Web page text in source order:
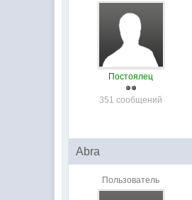
Постоялец
351 сообщений
Abra
Пользователь